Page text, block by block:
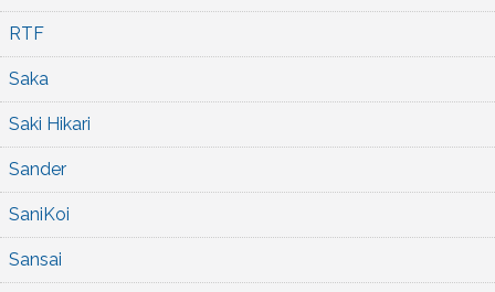
RTF
Saka
Saki Hikari
Sander
SaniKoi
Sansai